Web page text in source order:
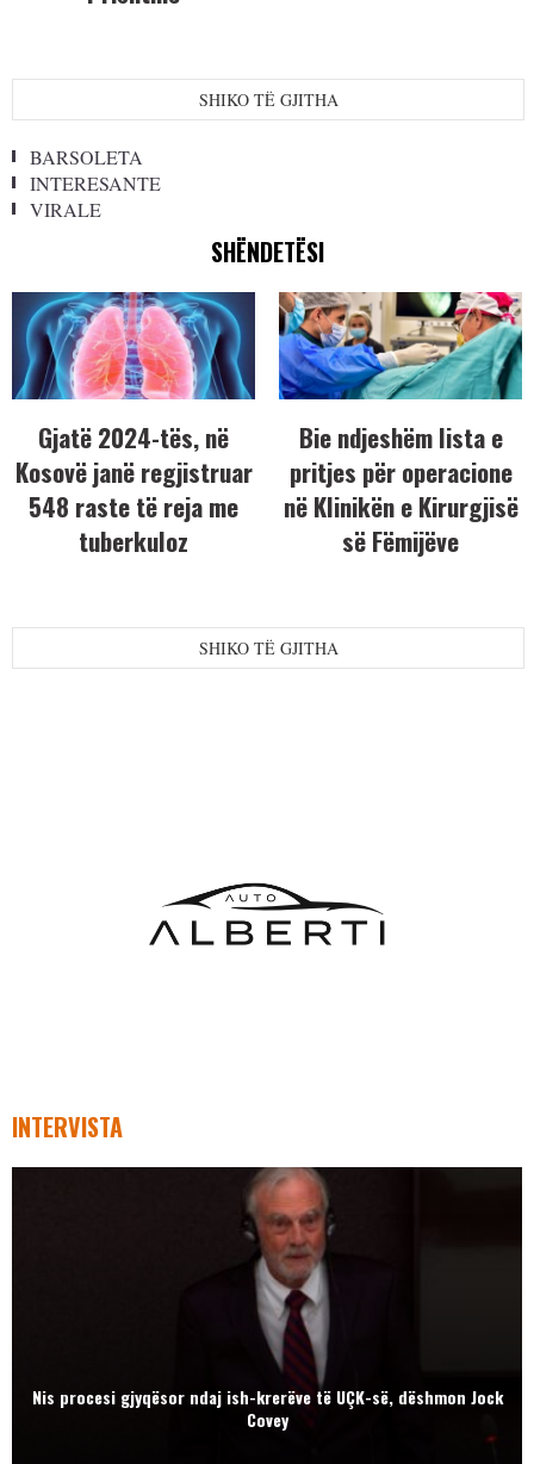
SHIKO TË GJITHA
BARSOLETA
INTERESANTE
VIRALE
SHËNDETËSI
Gjatë 2024-tës, në
Kosovë janë regjistruar
548 raste të reja me
tuberkuloz
Bie ndjeshëm lista e
pritjes për operacione
në Klinikën e Kirurgjisë
së Fëmijëve
SHIKO TË GJITHA
INTERVISTA
Nis procesi gjyqësor ndaj ish-krerëve të UÇK-së, dëshmon Jock
Covey